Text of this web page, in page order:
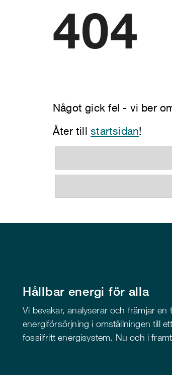
404
Något gick fel - vi ber
Åter tillstartsidan!
Hållbar energi för alla
Vi bevakar, analyserar och främjar en
energiförsörjning i omställningen till ett
fossilfritt energisystem. Nu och i